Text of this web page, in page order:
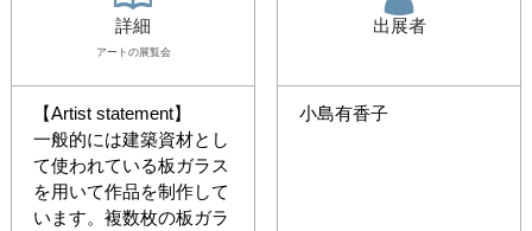
詳細
アート の展覧会
【Artist statement】
一般的には建築資材とし
て使われている板ガラス
を用いて作品を制作して
います。複数枚の板ガラ
出展者
小島有香子